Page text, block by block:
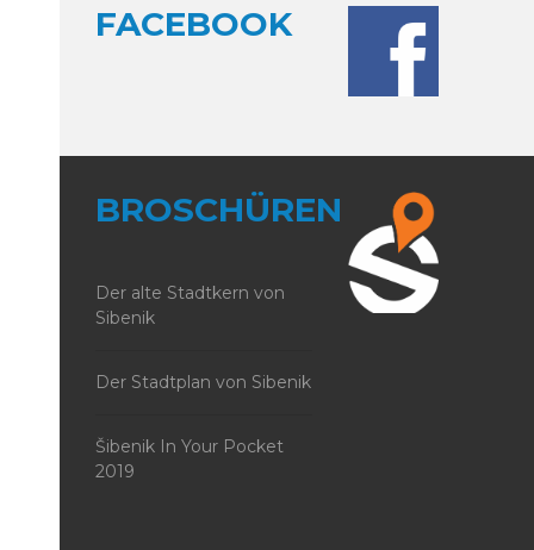
FACEBOOK
BROSCHÜREN
Der alte Stadtkern von
Sibenik
Der Stadtplan von Sibenik
Šibenik In Your Pocket
2019